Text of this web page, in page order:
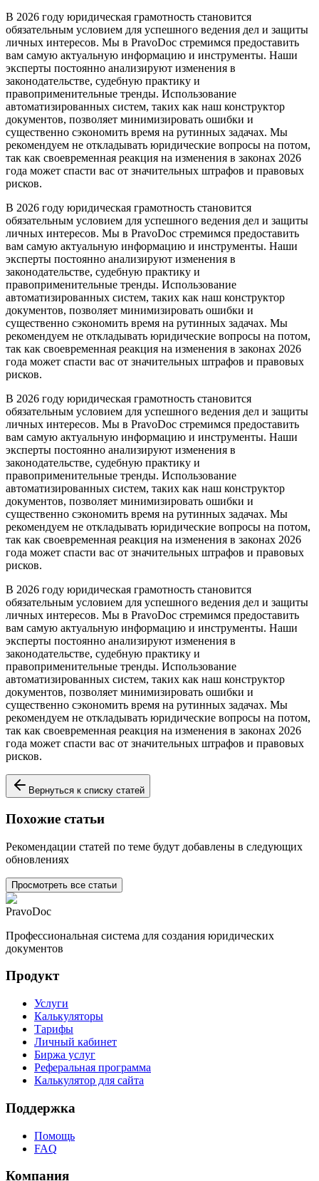
В 2026 году юридическая грамотность становится
обязательным условием для успешного ведения дел и защиты
личных интересов. Мы в PravoDoc стремимся предоставить
вам самую актуальную информацию и инструменты. Наши
эксперты постоянно анализируют изменения в
законодательстве, судебную практику и
правоприменительные тренды. Использование
автоматизированных систем, таких как наш конструктор
документов, позволяет минимизировать ошибки и
существенно сэкономить время на рутинных задачах. Мы
рекомендуем не откладывать юридические вопросы на потом,
так как своевременная реакция на изменения в законах 2026
года может спасти вас от значительных штрафов и правовых
рисков.
В 2026 году юридическая грамотность становится
обязательным условием для успешного ведения дел и защиты
личных интересов. Мы в PravoDoc стремимся предоставить
вам самую актуальную информацию и инструменты. Наши
эксперты постоянно анализируют изменения в
законодательстве, судебную практику и
правоприменительные тренды. Использование
автоматизированных систем, таких как наш конструктор
документов, позволяет минимизировать ошибки и
существенно сэкономить время на рутинных задачах. Мы
рекомендуем не откладывать юридические вопросы на потом,
так как своевременная реакция на изменения в законах 2026
года может спасти вас от значительных штрафов и правовых
рисков.
В 2026 году юридическая грамотность становится
обязательным условием для успешного ведения дел и защиты
личных интересов. Мы в PravoDoc стремимся предоставить
вам самую актуальную информацию и инструменты. Наши
эксперты постоянно анализируют изменения в
законодательстве, судебную практику и
правоприменительные тренды. Использование
автоматизированных систем, таких как наш конструктор
документов, позволяет минимизировать ошибки и
существенно сэкономить время на рутинных задачах. Мы
рекомендуем не откладывать юридические вопросы на потом,
так как своевременная реакция на изменения в законах 2026
года может спасти вас от значительных штрафов и правовых
рисков.
В 2026 году юридическая грамотность становится
обязательным условием для успешного ведения дел и защиты
личных интересов. Мы в PravoDoc стремимся предоставить
вам самую актуальную информацию и инструменты. Наши
эксперты постоянно анализируют изменения в
законодательстве, судебную практику и
правоприменительные тренды. Использование
автоматизированных систем, таких как наш конструктор
документов, позволяет минимизировать ошибки и
существенно сэкономить время на рутинных задачах. Мы
рекомендуем не откладывать юридические вопросы на потом,
так как своевременная реакция на изменения в законах 2026
года может спасти вас от значительных штрафов и правовых
рисков.
Вернуться к списку статей
Похожие статьи
Рекомендации статей по теме будут добавлены в следующих
обновлениях
Просмотреть все статьи
PravoDoc
Профессиональная система для создания юридических
документов
Продукт
Услуги
Калькуляторы
Тарифы
Личный кабинет
Биржа услуг
Реферальная программа
Калькулятор для сайта
Поддержка
Помощь
FAQ
Компания